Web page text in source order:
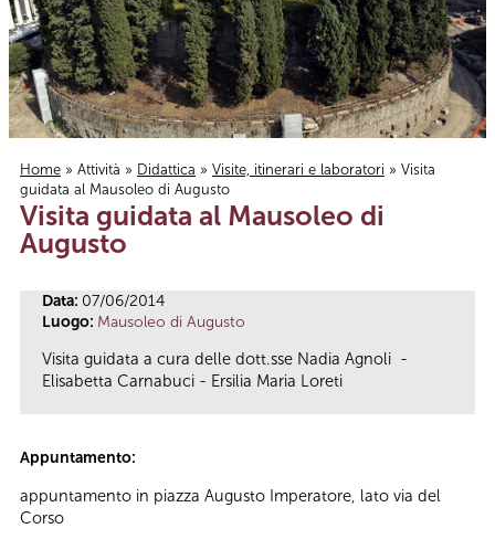
Tu sei qui
Home » Attività » Didattica » Visite, itinerari e laboratori » Visita
guidata al Mausoleo di Augusto
Visita guidata al Mausoleo di
Augusto
Data: 07/06/2014
Luogo: Mausoleo di Augusto
Visita guidata a cura delle dott.sse Nadia Agnoli -
Elisabetta Carnabuci - Ersilia Maria Loreti
Appuntamento:
appuntamento in piazza Augusto Imperatore, lato via del
Corso